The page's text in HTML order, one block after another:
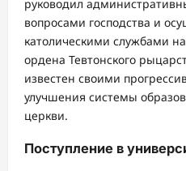
руководил
вопросами господства и
католическими службами
ордена Тевтонского
известен своими
улучшения системы
церкви.
Поступление в